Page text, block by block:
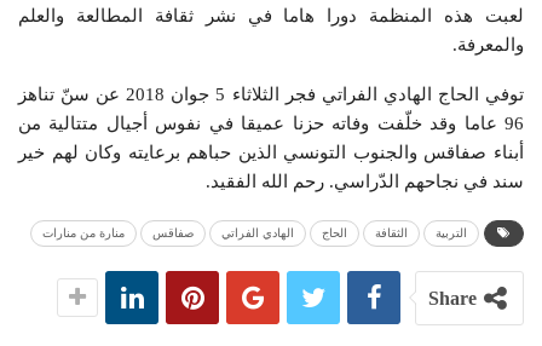
لعبت هذه المنظمة دورا هاما في نشر ثقافة المطالعة والعلم
والمعرفة.
توفي الحاج الهادي الفراتي فجر الثلاثاء 5 جوان 2018 عن سنّ تناهز
96 عاما وقد خلّفت وفاته حزنا عميقا في نفوس أجيال متتالية من
أبناء صفاقس والجنوب التونسي الذين حباهم برعايته وكان لهم خير
سند في نجاحهم الدّراسي. رحم الله الفقيد.
التربية الثقافة الحاج الهادي الفراتي صفاقس منارة من منارات
Share